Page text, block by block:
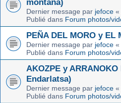
montaña)
Dernier message par jefoce «
Publié dans Forum photos/
PEÑA DEL MORO y
Dernier message par jefoce «
Publié dans Forum photos/
AKOZPE y
Endarlatsa)
Dernier message par jefoce «
Publié dans Forum photos/